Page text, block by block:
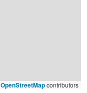
OpenStreetMapcontributors